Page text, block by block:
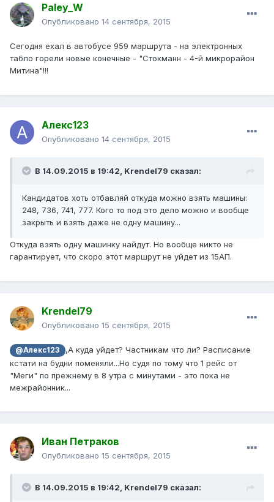
Paley_W
Опубликовано 14 сентября, 2015
Сегодня ехал в автобусе 959 маршрута - на электронных
табло горели новые конечные - "Стокманн - 4-й микрорайон
Митина"!!!
Алекс123
Опубликовано 14 сентября, 2015
В 14.09.2015 в 19:42, Krendel79 сказал:
Кандидатов хоть отбавляй откуда можно взять машины:
248, 736, 741, 777. Кого то под это дело можно и вообще
закрыть и взять даже не одну машину...
Откуда взять одну машинку найдут. Но вообще никто не
гарантирует, что скоро этот маршрут не уйдет из 15АП.
Krendel79
Опубликовано 15 сентября, 2015
@Алекс123
,А куда уйдет? Частникам что ли? Расписание
кстати на будни поменяли...Но судя по тому что 1 рейс от
"Меги" по прежнему в 8 утра с минутами - это пока не
межрайонник...
Иван Петраков
Опубликовано 15 сентября, 2015
В 14.09.2015 в 19:42, Krendel79 сказал: